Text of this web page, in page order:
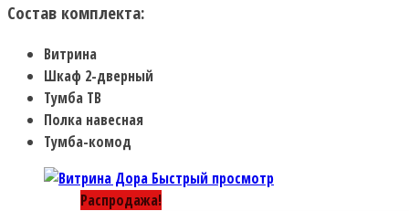
Состав комплекта:
Витрина
Шкаф 2-дверный
Тумба ТВ
Полка навесная
Тумба-комод
Быстрый просмотр
Распродажа!